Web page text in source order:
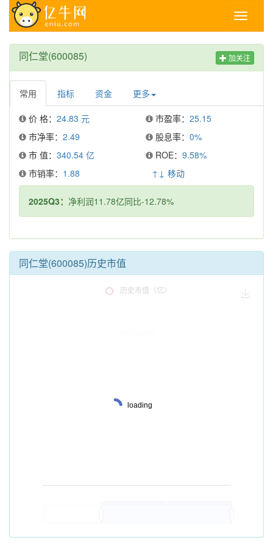
Toggle
同仁堂(600085) 加关注
常用 指标 资金 更多
价 格： 24.83 元 市盈率： 25.15
市净率： 2.49 股息率： 0%
市 值： 340.54 亿 ROE： 9.58%
市销率： 1.88 ↑↓ 移动
2025Q3： 净利润11.78亿同比-12.78%
同仁堂(600085)历史市值